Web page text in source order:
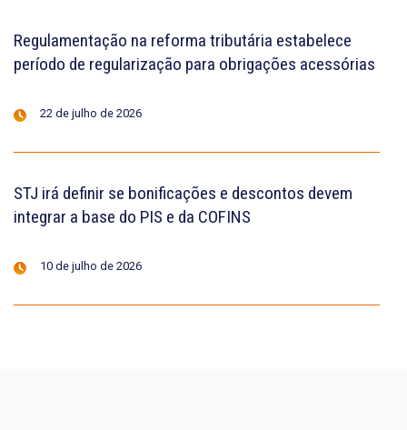
Regulamentação na reforma tributária estabelece
período de regularização para obrigações acessórias
22 de julho de 2026
STJ irá definir se bonificações e descontos devem
integrar a base do PIS e da COFINS
10 de julho de 2026